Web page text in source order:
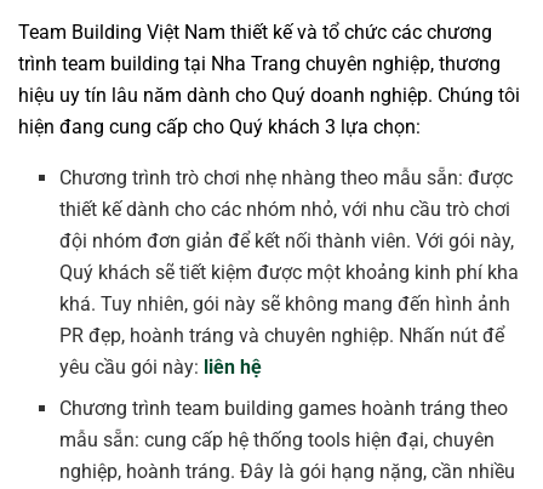
Team Building Việt Nam thiết kế và tổ chức các chương
trình team building tại Nha Trang chuyên nghiệp, thương
hiệu uy tín lâu năm dành cho Quý doanh nghiệp. Chúng tôi
hiện đang cung cấp cho Quý khách 3 lựa chọn:
Chương trình trò chơi nhẹ nhàng theo mẫu sẵn: được
thiết kế dành cho các nhóm nhỏ, với nhu cầu trò chơi
đội nhóm đơn giản để kết nối thành viên. Với gói này,
Quý khách sẽ tiết kiệm được một khoảng kinh phí kha
khá. Tuy nhiên, gói này sẽ không mang đến hình ảnh
PR đẹp, hoành tráng và chuyên nghiệp. Nhấn nút để
yêu cầu gói này: liên hệ
Chương trình team building games hoành tráng theo
mẫu sẵn: cung cấp hệ thống tools hiện đại, chuyên
nghiệp, hoành tráng. Đây là gói hạng nặng, cần nhiều